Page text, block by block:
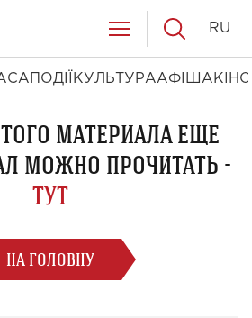
ПОДІЇ КУЛЬТУРААФІША КІНО
RU
МАТЕРИАЛА ЕЩЕ
МОЖНО ПРОЧИТАТЬ -
ТУТ
НА ГОЛОВНУ